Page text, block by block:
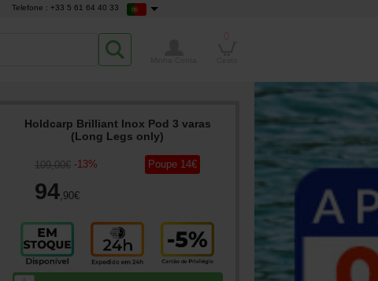
Telefone : +33 5 61 64 40 33
Holdcarp Brilliant Inox Pod 3 varas
(Long Legs only)
109,00€ -13%
94,90€
Poupe 14€